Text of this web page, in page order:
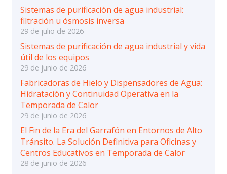
Sistemas de purificación de agua industrial:
filtración u ósmosis inversa
29 de julio de 2026
Sistemas de purificación de agua industrial y vida
útil de los equipos
29 de junio de 2026
Fabricadoras de Hielo y Dispensadores de Agua:
Hidratación y Continuidad Operativa en la
Temporada de Calor
29 de junio de 2026
El Fin de la Era del Garrafón en Entornos de Alto
Tránsito. La Solución Definitiva para Oficinas y
Centros Educativos en Temporada de Calor
28 de junio de 2026